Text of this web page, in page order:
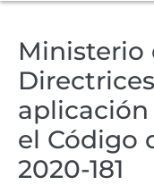
Ministerio
el Código
2020-181